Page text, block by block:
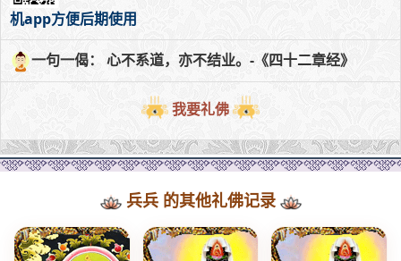
机app方便后期使用
一句一偈： 心不系道，亦不结业。-《四十二章经》
我要礼佛
兵兵 的其他礼佛记录